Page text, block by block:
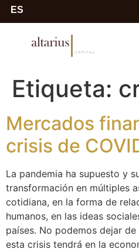
ES
Etiqueta:
Mercados
crisis de
La pandemia ha supuesto y
transformación en múltiples
cotidiana, en la forma de
humanos, en las ideas
países. No podemos dejar
esta crisis tendrá en la